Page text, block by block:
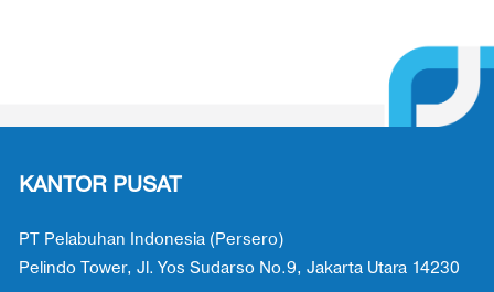
KANTOR PUSAT
PT Pelabuhan Indonesia (Persero)
Pelindo Tower, Jl. Yos Sudarso No.9, Jakarta Utara 14230